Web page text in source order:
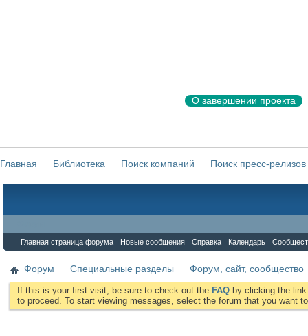
О завершении проекта
Главная Библиотека Поиск компаний Поиск пресс-релизов
Главная страница форума Новые сообщения Справка Календарь
Форум Специальные разделы Форум, сайт, сообщество
If this is your first visit, be sure to check out the FAQ by clicking the
to proceed. To start viewing messages, select the forum that you want